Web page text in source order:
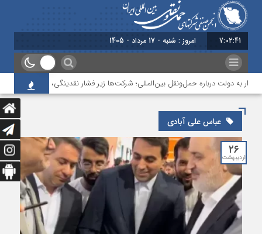
7:02:41 امروز : شنبه - 17 مرداد - 1405
به دولت درباره حمل‌ونقل بین‌المللی؛ شرکت‌ها زیر فشار نقدینگی، مالیات و افت
عباس علی ‌آبادی
۲۶
اردیبهشت